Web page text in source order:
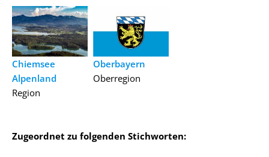
Chiemsee
Alpenland
Region
Oberbayern
Oberregion
Zugeordnet zu folgenden Stichworten: